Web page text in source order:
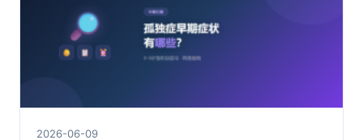
2026-06-09